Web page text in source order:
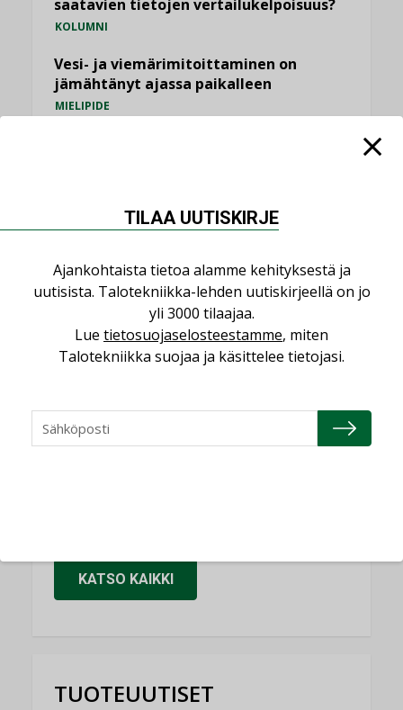
saatavien tietojen vertailukelpoisuus?
KOLUMNI
Vesi- ja viemärimitoittaminen on
jämähtänyt ajassa paikalleen
MIELIPIDE
NIMITYKSET
NIMITYKSET
Granlund Oy
KATSO KAIKKI
TUOTEUUTISET
TILAA UUTISKIRJE
Ajankohtaista tietoa alamme kehityksestä ja
uutisista. Talotekniikka-lehden uutiskirjeellä on jo
yli 3000 tilaajaa.
Lue tietosuojaselosteestamme, miten
Talotekniikka suojaa ja käsittelee tietojasi.